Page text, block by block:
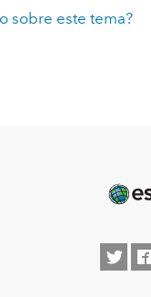
sobre este tema?